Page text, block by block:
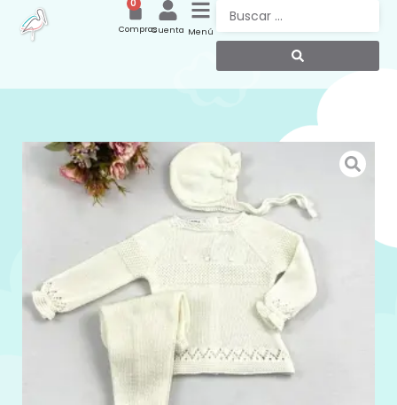
Menú
Cuenta
0
Compras